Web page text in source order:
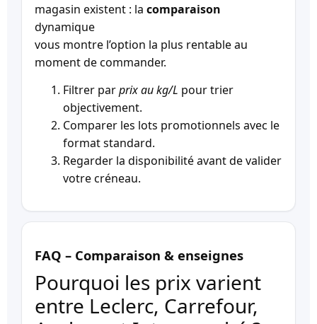
magasin existent : la comparaison
dynamique
vous montre l’option la plus rentable au
moment de commander.
Filtrer parprix au kg/L pour trier
objectivement.
Comparer les lots promotionnels avec le
format standard.
Regarder la disponibilité avant de valider
votre créneau.
FAQ – Comparaison & enseignes
Pourquoi les prix varient
entre Leclerc, Carrefour,